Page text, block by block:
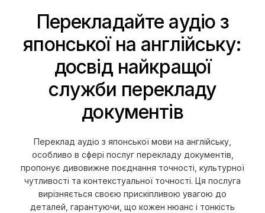
Перекладайте аудіо з
японської на англійську:
досвід найкращої
служби перекладу
документів
Переклад аудіо з японської мови на англійську,
особливо в сфері послуг перекладу документів,
пропонує дивовижне поєднання точності, культурної
чутливості та контекстуальної точності. Ця послуга
вирізняється своєю прискіпливою увагою до
деталей, гарантуючи, що кожен нюанс і тонкість